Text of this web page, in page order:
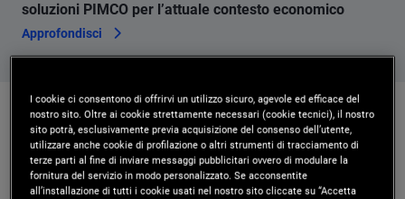
soluzioni PIMCO per l’attuale contesto economico
Approfondisci
STRATEGIE IN EVIDENZA
Investire in un mondo
I cookie ci consentono di offrirvi un utilizzo sicuro, agevole ed efficace del
nostro sito. Oltre ai cookie strettamente necessari (cookie tecnici), il nostro
sito potrà, esclusivamente previa acquisizione del consenso dell’utente,
utilizzare anche cookie di profilazione o altri strumenti di tracciamento di
terze parti al fine di inviare messaggi pubblicitari ovvero di modulare la
fornitura del servizio in modo personalizzato. Se acconsentite
all’installazione di tutti i cookie usati nel nostro sito cliccate su “Accetta